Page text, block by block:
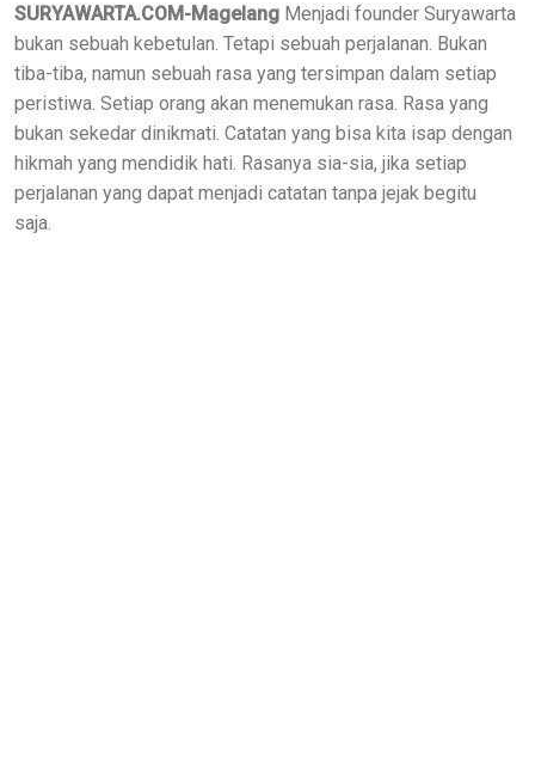
SURYAWARTA.COM-Magelang Menjadi founder Suryawarta
bukan sebuah kebetulan. Tetapi sebuah perjalanan. Bukan
tiba-tiba, namun sebuah rasa yang tersimpan dalam setiap
peristiwa. Setiap orang akan menemukan rasa. Rasa yang
bukan sekedar dinikmati. Catatan yang bisa kita isap dengan
hikmah yang mendidik hati. Rasanya sia-sia, jika setiap
perjalanan yang dapat menjadi catatan tanpa jejak begitu
saja.